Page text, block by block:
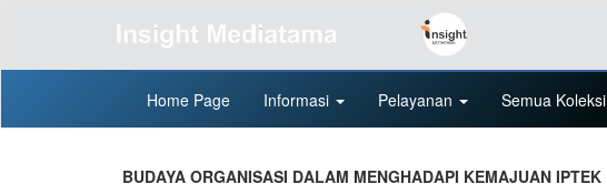
Home Page Informasi Pelayanan Semua Koleksi
BUDAYA ORGANISASI DALAM MENGHADAPI KEMAJUAN IPTEK